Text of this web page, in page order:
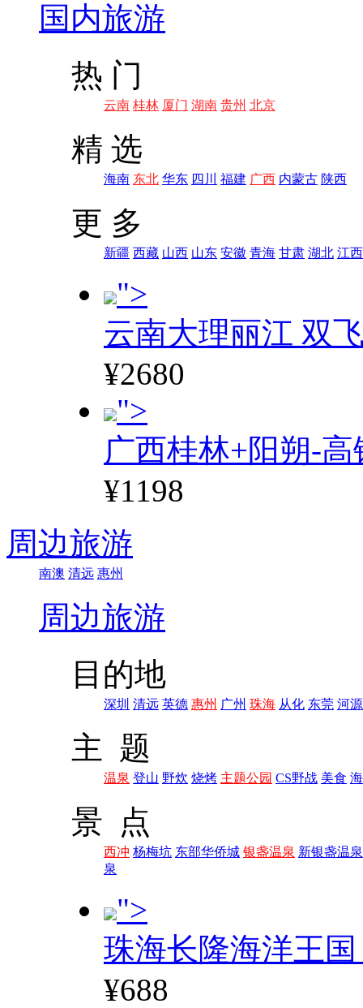
国内旅游
热 门
云南 桂林 厦门 湖南 贵州 北京
精 选
海南 东北 华东 四川 福建 广西 内蒙古 陕西
更 多
新疆 西藏 山西 山东 安徽 青海 甘肃 湖北 江西
">
云南大理丽江 双
¥2680
">
广西桂林+阳朔-高
¥1198
周边旅游
南澳 清远 惠州
周边旅游
目的地
深圳 清远 英德 惠州 广州 珠海 从化 东莞 河源
主 题
温泉 登山 野炊 烧烤 主题公园 CS野战 美食
景 点
西冲 杨梅坑 东部华侨城 银盏温泉 新银盏温泉
泉
">
珠海长隆海洋王
¥688